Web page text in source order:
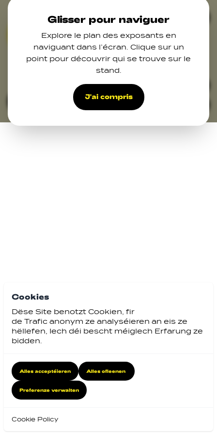
Skip to main content
Cookies
Dëse Site benotzt Cookien, fir
de Trafic anonym ze analyséieren an eis ze
hëllefen, Iech déi bescht méiglech Erfarung ze
bidden.
Alles acceptéieren Alles ofleenen
Preferenze verwalten
Cookie Policy
Glisser pour naviguer
Explore le plan des exposants en
naviguant dans l’écran. Clique sur un
point pour découvrir qui se trouve sur le
stand.
J'ai compris
32 49
4850